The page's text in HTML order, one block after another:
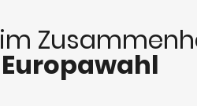
im
Europawahl